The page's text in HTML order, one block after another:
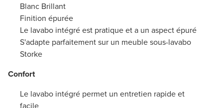
Blanc Brillant
Finition épurée
Le lavabo intégré est pratique et a un aspect épuré
S'adapte parfaitement sur un meuble sous-lavabo
Storke
Confort
Le lavabo intégré permet un entretien rapide et